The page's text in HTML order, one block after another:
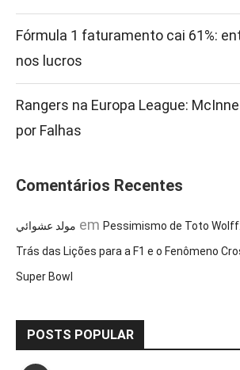
Fórmula 1 faturamento cai 61%:
nos lucros
Rangers na Europa League:
por Falhas
Comentários Recentes
مولد عشوائي em Pessimismo de Toto
Trás das Lições para a F1 e o Fenômeno
Super Bowl
POSTS POPULAR